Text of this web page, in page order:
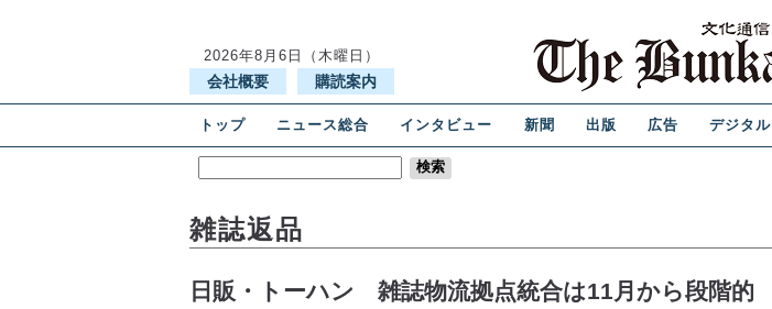
2026年8月6日（木曜日）
会社概要 購読案内
トップ ニュース総合 インタビュー 新聞 出版 広告 デジタル
雑誌返品
日販・トーハン 雑誌物流拠点統合は11月から段階的